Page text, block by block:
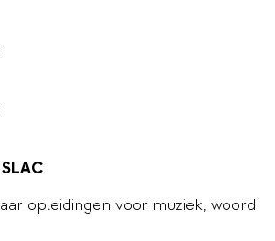
opleidingen voor muziek, woord